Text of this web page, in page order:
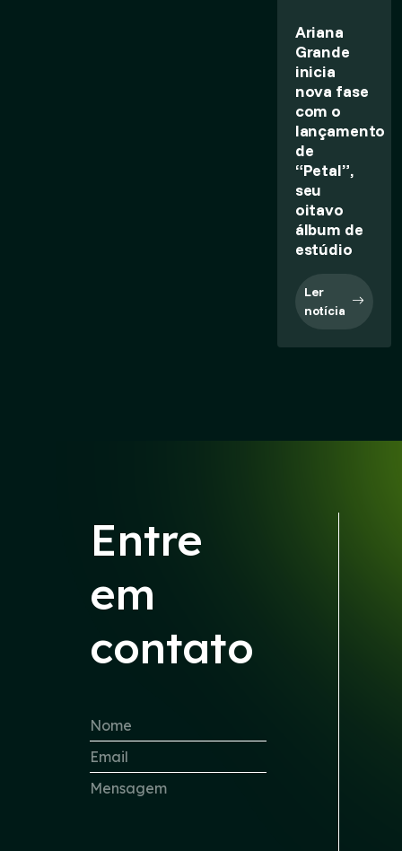
Ariana
Grande
inicia
nova fase
com o
lançamento
de
“Petal”,
seu
oitavo
álbum de
estúdio
Ler
notícia
Entre
em
contato